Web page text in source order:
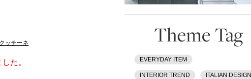
ッチーネ
た。
Theme Tag
EVERYDAY ITEM
INTERIOR TREND ITALIAN DESIGN